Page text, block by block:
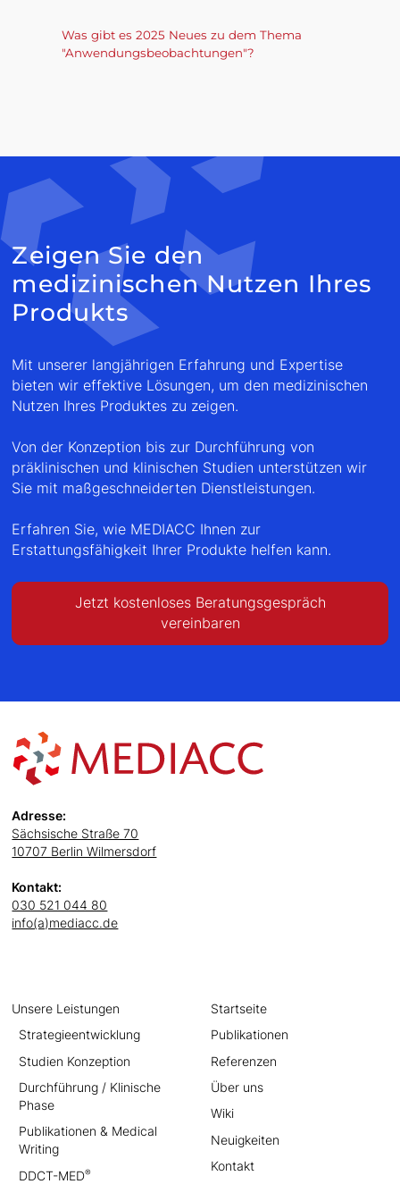
Was gibt es 2025 Neues zu dem Thema
"Anwendungsbeobachtungen"?
Zeigen Sie den
medizinischen Nutzen Ihres
Produkts
Mit unserer langjährigen Erfahrung und Expertise
bieten wir effektive Lösungen, um den medizinischen
Nutzen Ihres Produktes zu zeigen.
Von der Konzeption bis zur Durchführung von
präklinischen und klinischen Studien unterstützen wir
Sie mit maßgeschneiderten Dienstleistungen.
Erfahren Sie, wie MEDIACC Ihnen zur
Erstattungsfähigkeit Ihrer Produkte helfen kann.
Jetzt kostenloses Beratungsgespräch
vereinbaren
Adresse:
Sächsische Straße 70
10707 Berlin Wilmersdorf
Kontakt:
030 521 044 80
info(a)mediacc.de
Unsere Leistungen
Strategieentwicklung
Studien Konzeption
Durchführung / Klinische
Phase
Publikationen & Medical
Writing
DDCT-MED®
Startseite
Publikationen
Referenzen
Über uns
Wiki
Neuigkeiten
Kontakt